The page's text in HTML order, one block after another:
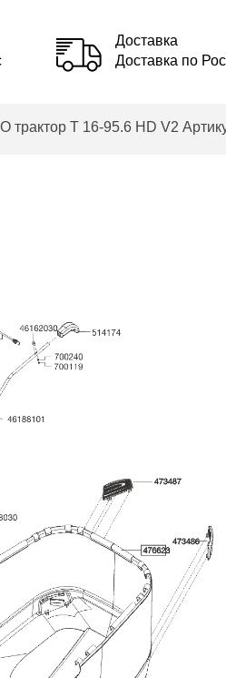
Доставка
Доставка по
T 16-95.6 HD V2